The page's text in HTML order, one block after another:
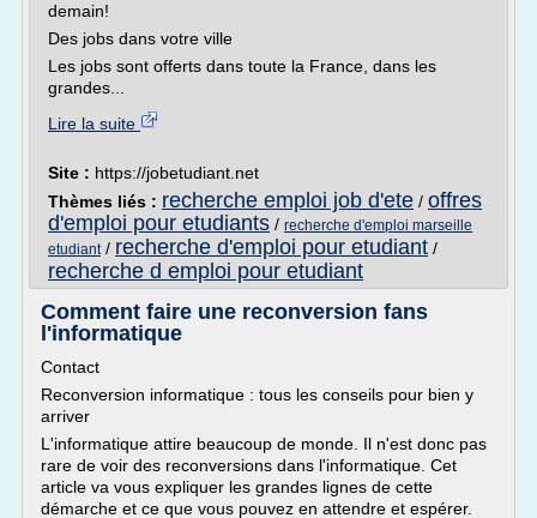
demain!
Des jobs dans votre ville
Les jobs sont offerts dans toute la France, dans les
grandes...
Lire la suite
Site : https://jobetudiant.net
Thèmes liés : recherche emploi job d'ete / offres
d'emploi pour etudiants / recherche d'emploi marseille
etudiant/ recherche d'emploi pour etudiant /
recherche d emploi pour etudiant
Comment faire une reconversion fans
l'informatique
Contact
Reconversion informatique : tous les conseils pour bien y
arriver
L'informatique attire beaucoup de monde. Il n'est donc pas
rare de voir des reconversions dans l'informatique. Cet
article va vous expliquer les grandes lignes de cette
démarche et ce que vous pouvez en attendre et espérer.